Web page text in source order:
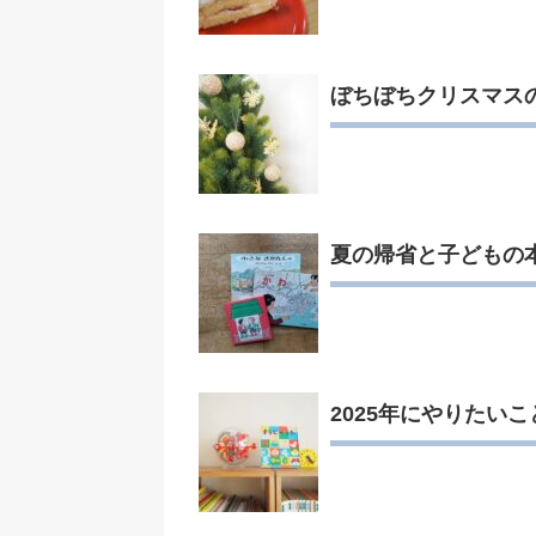
ぼちぼちクリスマス
夏の帰省と子どもの
2025年にやりたいこ